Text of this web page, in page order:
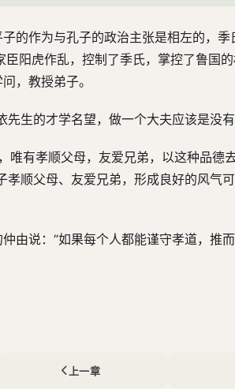
的作为与孔子的政治主张是相左的，
阳虎作乱，控制了季氏，掌控了鲁国
，教授弟子。
先生的才学名望，做一个大夫应该是没
唯有孝顺父母，友爱兄弟，以这种品
孝顺父母、友爱兄弟，形成良好的风气
由说：“如果每个人都能谨守孝道，推
上一章